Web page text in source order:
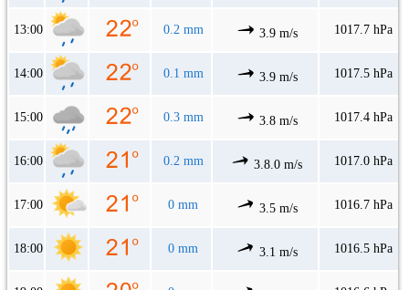
13:00 0.2 mm 3.9 m/s 1017.7 hPa
14:00 0.1 mm 3.9 m/s 1017.5 hPa
15:00 0.3 mm 3.8 m/s 1017.4 hPa
16:00 0.2 mm 3.8.0 m/s 1017.0 hPa
17:00 0 mm 3.5 m/s 1016.7 hPa
18:00 0 mm 3.1 m/s 1016.5 hPa